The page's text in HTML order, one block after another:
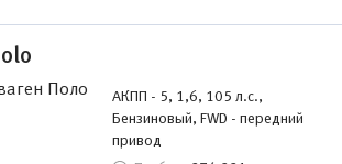
АКПП - 5, 1,6, 105 л.с.,
Бензиновый, FWD - передний
привод